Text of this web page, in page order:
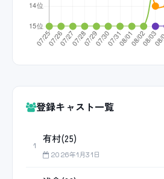
登録キャスト一覧
1
有村(25)
2026年1月31日